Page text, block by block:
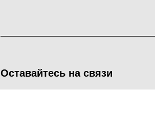
Оставайтесь на связи